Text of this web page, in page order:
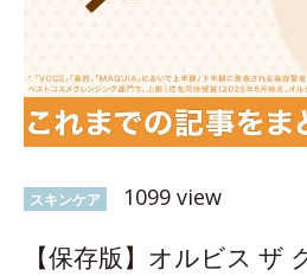
スキンケア 1099 view
【保存版】オルビス ザ